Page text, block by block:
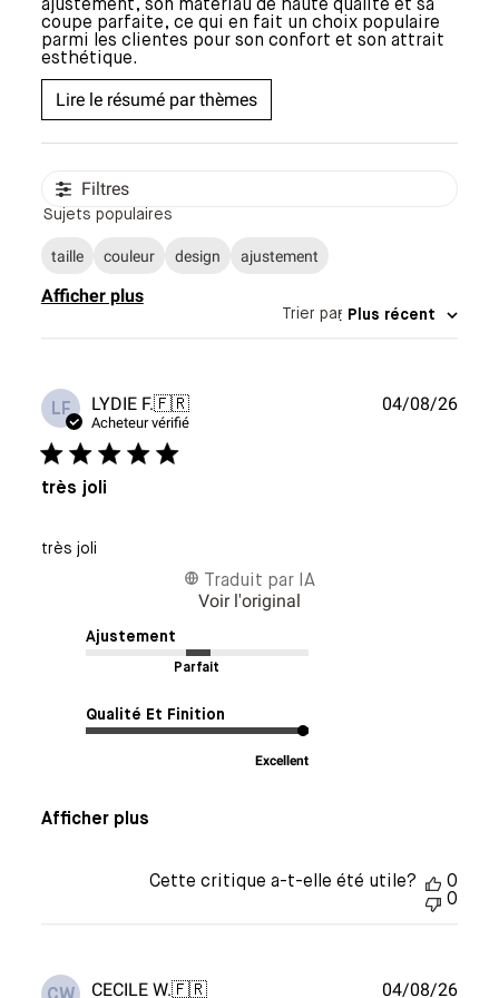
ajustement, son matériau de haute qualité et sa
coupe parfaite, ce qui en fait un choix populaire
parmi les clientes pour son confort et son attrait
esthétique.
Lire le résumé par thèmes
Filtres
Sujets populaires
taille couleur design ajustement
Afficher plus
Trier par: Plus récent
LF LYDIE F.🇫🇷
Acheteur vérifié
très joli
très joli
Ajustement
Parfait
Qualité Et Finition
Excellent
Afficher plus
Traduit par IA
Voir l'original
Date
04/08/26
Cette critique a-t-elle été utile?
0
0
CECILE W.🇫🇷 Date
04/08/26